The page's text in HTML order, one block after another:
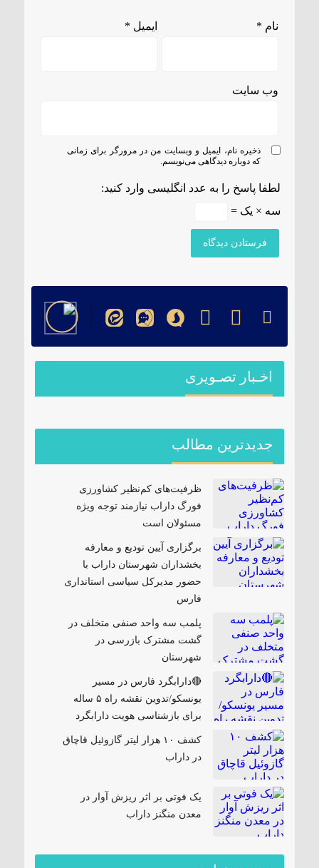
نام * ایمیل *
وب‌ سایت
ذخیره نام، ایمیل و وبسایت من در مرورگر برای زمانی
که دوباره دیدگاهی می‌نویسم.
لطفا پاسخ را به عدد انگلیسی وارد کنید:
سه × یک =
اخـبار تصـویری
جدیدترین مطالب
ظرفیت‌های کم‌نظیر کشاورزی
فورگ داراب نیازمند توجه ویژه
مسئولان است
برگزاری آیین تودیع و معارفه
بخشداران شهرستان داراب با
حضور مدیرکل سیاسی استانداری
فارس
پلمب سه واحد صنفی متخلف در
گشت مشترک بازرسی در
شهرستان
🔴دارابگرد فارس در مسیر
یونسکو/تدوین نقشه راه ۵ ساله
برای بازشناسی هویت دارابگرد
کشف ۱۰ هزار لیتر گازوئیل قاچاق
در داراب
یک فوتی بر اثر ریزش آوار در
معدن منگنز داراب